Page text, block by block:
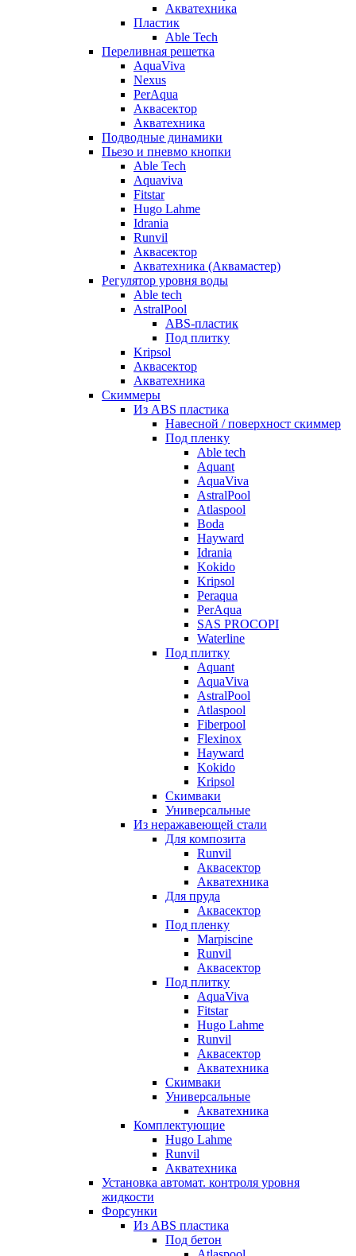
Акватехника
Пластик
Able Tech
Переливная решетка
AquaViva
Nexus
PerAqua
Аквасектор
Акватехника
Подводные динамики
Пьезо и пневмо кнопки
Able Tech
Aquaviva
Fitstar
Hugo Lahme
Idrania
Runvil
Аквасектор
Акватехника (Аквамастер)
Регулятор уровня воды
Able tech
AstralPool
ABS-пластик
Под плитку
Kripsol
Аквасектор
Акватехника
Скиммеры
Из ABS пластика
Навесной / поверхност скиммер
Под пленку
Able tech
Aquant
AquaViva
AstralPool
Atlaspool
Boda
Hayward
Idrania
Kokido
Kripsol
Peraqua
PerAqua
SAS PROCOPI
Waterline
Под плитку
Aquant
AquaViva
AstralPool
Atlaspool
Fiberpool
Flexinox
Hayward
Kokido
Kripsol
Скимваки
Универсальные
Из неражавеющей стали
Для композита
Runvil
Аквасектор
Акватехника
Для пруда
Аквасектор
Под пленку
Marpiscine
Runvil
Аквасектор
Под плитку
AquaViva
Fitstar
Hugo Lahme
Runvil
Аквасектор
Акватехника
Скимваки
Универсальные
Акватехника
Комплектующие
Hugo Lahme
Runvil
Акватехника
Установка автомат. контроля уровня
жидкости
Форсунки
Из ABS пластика
Под бетон